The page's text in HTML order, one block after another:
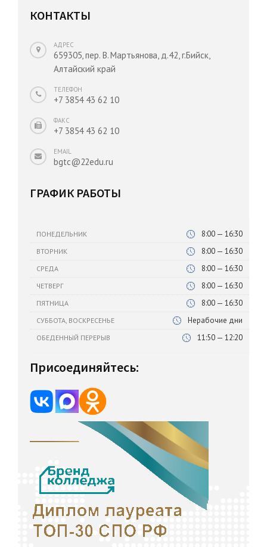
КОНТАКТЫ
АДРЕС
659305, пер. В. Мартьянова, д.42, г.Бийск,
Алтайский край
ТЕЛЕФОН
+7 3854 43 62 10
ФАКС
+7 3854 43 62 10
EMAIL
bgtc@22edu.ru
ГРАФИК РАБОТЫ
ПОНЕДЕЛЬНИК 8:00 — 16:30
ВТОРНИК 8:00 — 16:30
СРЕДА 8:00 — 16:30
ЧЕТВЕРГ 8:00 — 16:30
ПЯТНИЦА 8:00 — 16:30
СУББОТА, ВОСКРЕСЕНЬЕ Нерабочие дни
ОБЕДЕННЫЙ ПЕРЕРЫВ 11:50 — 12:20
Присоединяйтесь: